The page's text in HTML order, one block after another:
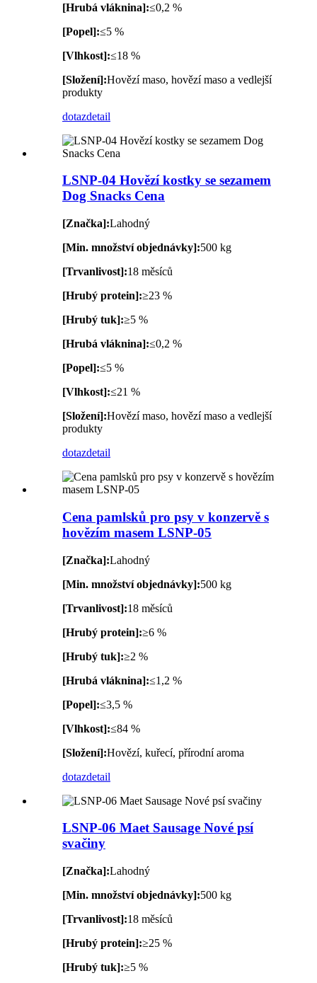
[Hrubá vláknina]:≤0,2 %
[Popel]:≤5 %
[Vlhkost]:≤18 %
[Složení]:Hovězí maso, hovězí maso a vedlejší
produkty
dotazdetail
LSNP-04 Hovězí kostky se sezamem
Dog Snacks Cena
[Značka]:Lahodný
[Min. množství objednávky]:500 kg
[Trvanlivost]:18 měsíců
[Hrubý protein]:≥23 %
[Hrubý tuk]:≥5 %
[Hrubá vláknina]:≤0,2 %
[Popel]:≤5 %
[Vlhkost]:≤21 %
[Složení]:Hovězí maso, hovězí maso a vedlejší
produkty
dotazdetail
Cena pamlsků pro psy v konzervě s
hovězím masem LSNP-05
[Značka]:Lahodný
[Min. množství objednávky]:500 kg
[Trvanlivost]:18 měsíců
[Hrubý protein]:≥6 %
[Hrubý tuk]:≥2 %
[Hrubá vláknina]:≤1,2 %
[Popel]:≤3,5 %
[Vlhkost]:≤84 %
[Složení]:Hovězí, kuřecí, přírodní aroma
dotazdetail
LSNP-06 Maet Sausage Nové psí
svačiny
[Značka]:Lahodný
[Min. množství objednávky]:500 kg
[Trvanlivost]:18 měsíců
[Hrubý protein]:≥25 %
[Hrubý tuk]:≥5 %